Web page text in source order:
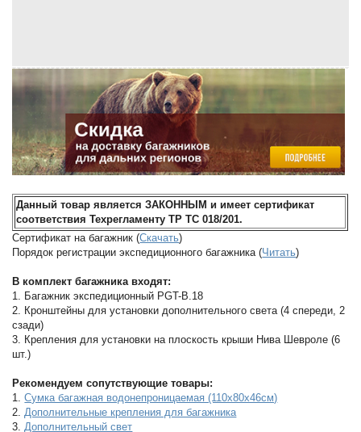
Данный товар является ЗАКОННЫМ и имеет сертификат
соответствия Техрегламенту ТР ТС 018/201.
Сертификат на багажник (Скачать)
Порядок регистрации экспедиционного багажника (Читать)
В комплект багажника входят:
1. Багажник экспедиционный PGT-B.18
2. Кронштейны для установки дополнительного света (4 спереди, 2
сзади)
3. Крепления для установки на плоскость крыши Нива Шевроле (6
шт.)
Рекомендуем сопутствующие товары:
1.Сумка багажная водонепроницаемая (110х80х46см)
2.Дополнительные крепления для багажника
3.Дополнительный свет